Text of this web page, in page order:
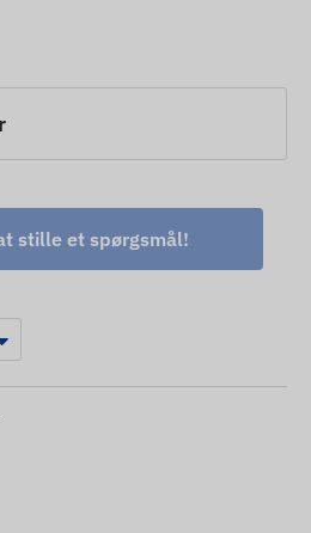
stille et spørgsmål!